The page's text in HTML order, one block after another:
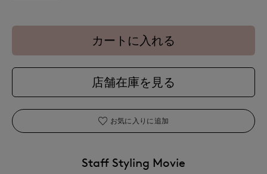
カートに入れる
店舗在庫を見る
お気に入りに追加
Staff Styling Movie